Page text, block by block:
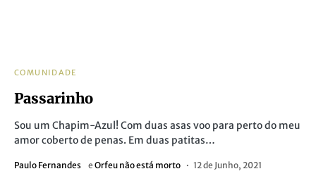
COMUNIDADE
Passarinho
Sou um Chapim-Azul! Com duas asas voo para perto do meu
amor coberto de penas. Em duas patitas…
Paulo Fernandes e Orfeu não está morto 12 de Junho, 2021